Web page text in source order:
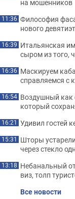
на мошенников
11:36 Философия
нового
16:39 Итальянская
сыром из того,
16:36 Маскируем
справляемся с
16:54 Воздушный как
который
16:21 Удивил гостей
15:31 Шторы
через стекло
13:18 Небанальный
виз, толп
Все новости